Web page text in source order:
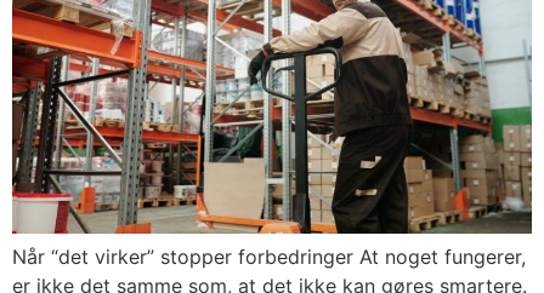
Når “det virker” stopper forbedringer At noget fungerer,
er ikke det samme som, at det ikke kan gøres smartere.